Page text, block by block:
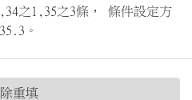
之1,35之3條， 條件設定方
。
重填